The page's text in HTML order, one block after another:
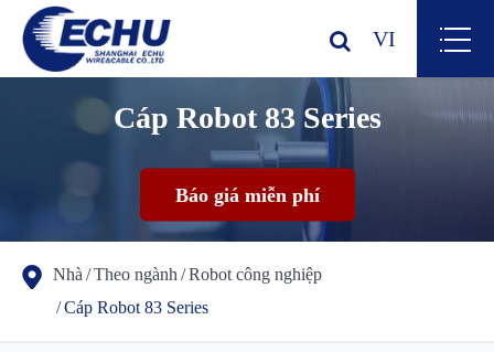
VI
Cáp Robot 83 Series
Báo giá miễn phí
Nhà Theo ngành
Robot công nghiệp
Cáp Robot 83 Series